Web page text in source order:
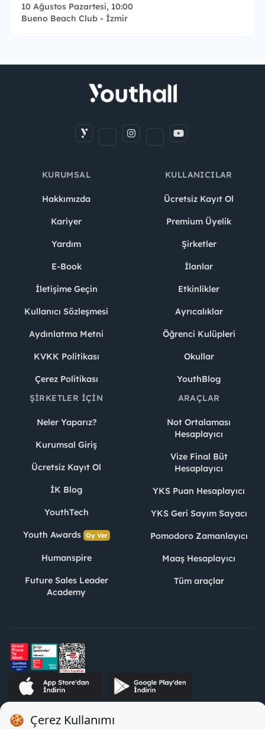
10 Ağustos Pazartesi, 10:00
Bueno Beach Club - İzmir
KURUMSAL
Hakkımızda
Kariyer
Yardım
E-Book
İletişime Geçin
Kullanıcı Sözleşmesi
Aydınlatma Metni
KVKK Politikası
Çerez Politikası
KULLANICILAR
Ücretsiz Kayıt Ol
Premium Üyelik
Şirketler
İlanlar
Etkinlikler
Ayrıcalıklar
Öğrenci Kulüpleri
Okullar
YouthBlog
ŞIRKETLER İÇIN
Neler Yaparız?
Kurumsal Giriş
Ücretsiz Kayıt Ol
İK Blog
YouthTech
Youth Awards Oy Ver
Humanspire
Future Sales Leader
Academy
ARAÇLAR
Not Ortalaması
Hesaplayıcı
Vize Final Büt
Hesaplayıcı
YKS Puan Hesaplayıcı
YKS Geri Sayım Sayacı
Pomodoro Zamanlayıcı
Maaş Hesaplayıcı
Tüm araçlar